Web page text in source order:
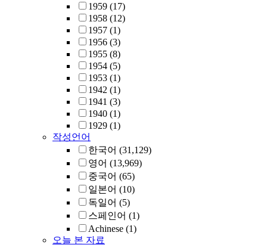
1959 (17)
1958 (12)
1957 (1)
1956 (3)
1955 (8)
1954 (5)
1953 (1)
1942 (1)
1941 (3)
1940 (1)
1929 (1)
작성언어
한국어 (31,129)
영어 (13,969)
중국어 (65)
일본어 (10)
독일어 (5)
스페인어 (1)
Achinese (1)
오늘 본 자료